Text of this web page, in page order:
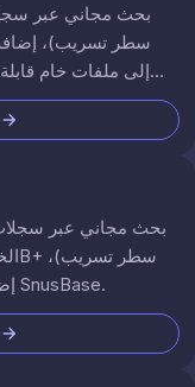
إلى ملفات خام
إضافة إلى مراقبة الويب المظلم التي لا يوفرها SnusBase.